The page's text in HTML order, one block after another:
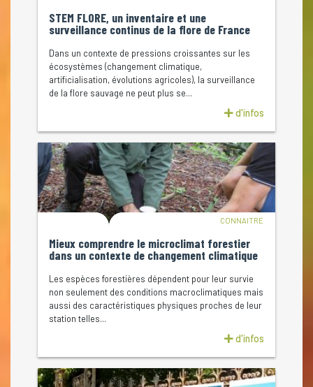
STEM FLORE, un inventaire et une
surveillance continus de la flore de France
Dans un contexte de pressions croissantes sur les
écosystèmes (changement climatique,
artificialisation, évolutions agricoles), la surveillance
de la flore sauvage ne peut plus se...
d'infos
CONNAITRE
Mieux comprendre le microclimat forestier
dans un contexte de changement climatique
Les espèces forestières dépendent pour leur survie
non seulement des conditions macroclimatiques mais
aussi des caractéristiques physiques proches de leur
station telles...
d'infos